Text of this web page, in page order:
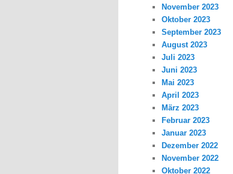
November 2023
Oktober 2023
September 2023
August 2023
Juli 2023
Juni 2023
Mai 2023
April 2023
März 2023
Februar 2023
Januar 2023
Dezember 2022
November 2022
Oktober 2022